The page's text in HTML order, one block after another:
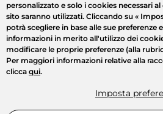
personalizzato e solo i cookies necessari
sito saranno utilizzati. Cliccando su «
potrà scegliere in base alle sue preferenze
informazioni in merito all'utilizzo dei
modificare le proprie preferenze (alla
Per maggiori informazioni relative alla
clicca qui.
Imposta